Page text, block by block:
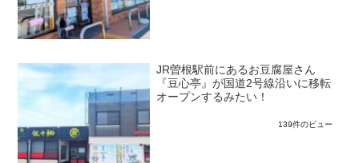
JR曽根駅前にあるお豆腐屋さん
『豆心亭』が国道2号線沿いに移転
オープンするみたい！
139件のビュー